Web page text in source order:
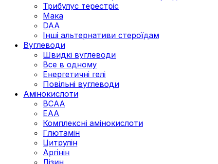
Трибулус терестріс
Мака
DAA
Інші альтернативи стероїдам
Вуглеводи
Швидкі вуглеводи
Все в одному
Енергетичні гелі
Повільні вуглеводи
Амінокислоти
BCAA
EAA
Комплексні амінокислоти
Глютамін
Цитрулін
Аргінін
Лізин